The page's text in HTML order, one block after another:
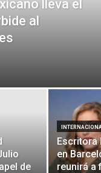
lleva el
al
de
Escritora
en
reunirá a